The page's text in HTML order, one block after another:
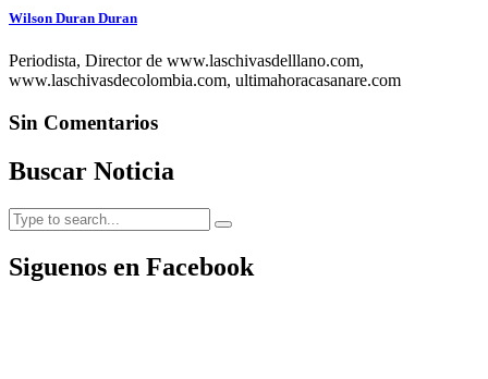
Wilson Duran Duran
Periodista, Director de www.laschivasdelllano.com,
www.laschivasdecolombia.com, ultimahoracasanare.com
Sin Comentarios
Buscar Noticia
Siguenos en Facebook